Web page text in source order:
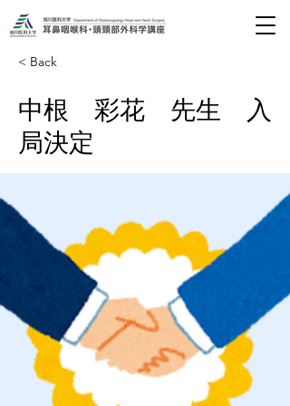
< Back
中根 彩花 先生 入
局決定